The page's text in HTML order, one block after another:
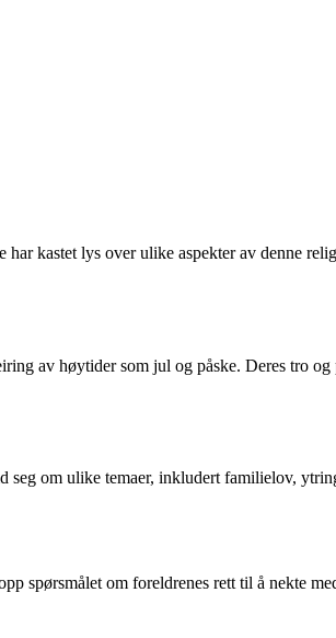
kastet lys over ulike aspekter av denne
av høytider som jul og påske. Deres tro
seg om ulike temaer, inkludert familielov,
spørsmålet om foreldrenes rett til å nekte